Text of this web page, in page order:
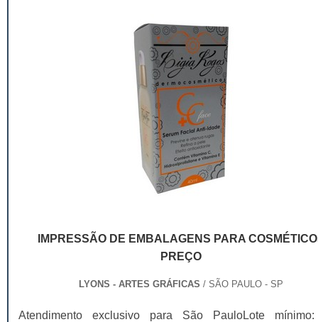
IMPRESSÃO DE EMBALAGENS PARA
PREÇO
LYONS - ARTES GRÁFICAS / SÃO PAULO - SP
Atendimento exclusivo para São PauloLote